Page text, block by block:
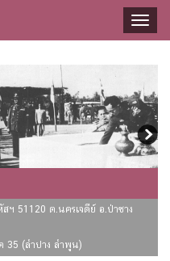
ฯ 51120 ต.นครเจดีย์ อ.ป่าซาง
35 (ลำปาง ลำพูน)